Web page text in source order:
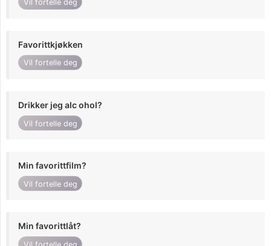
Vil fortelle deg
Favorittkjøkken
Vil fortelle deg
Drikker jeg alc ohol?
Vil fortelle deg
Min favorittfilm?
Vil fortelle deg
Min favorittlåt?